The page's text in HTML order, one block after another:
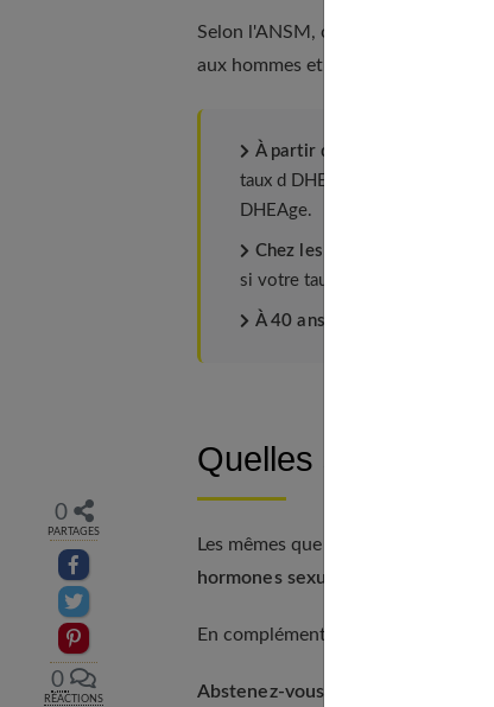
0
PARTAGES
Partager sur facebook
Partager sur Twitter
Epingler sur Pinterest
0
RÉACTIONS
Selon l'ANSM, contre le
aux hommes et aux femmes, avec
À partir de 60 ans
taux d DHEA par rapport à un
DHEAge.
Chez les moins de 60 ans
si votre taux se trouve au-
À 40 ans :
Quelles sont les
Les mêmes que pour tout
hormones sexuelles
En complément, notre article sur
Abstenez-vous :